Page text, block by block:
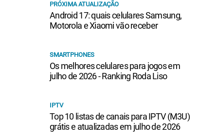
PRÓXIMA ATUALIZAÇÃO
Android 17: quais celulares Samsung,
Motorola e Xiaomi vão receber
SMARTPHONES
Os melhores celulares para jogos em
julho de 2026 - Ranking Roda Liso
IPTV
Top 10 listas de canais para IPTV (M3U)
grátis e atualizadas em julho de 2026